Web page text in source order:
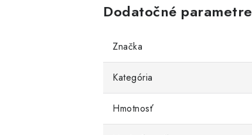
Dodatočné parametre
Značka
Kategória
Hmotnosť